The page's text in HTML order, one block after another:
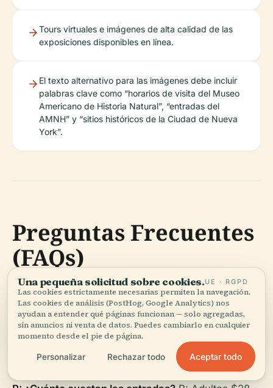
Tours virtuales e imágenes de alta calidad de las
exposiciones disponibles en línea.
El texto alternativo para las imágenes debe incluir
palabras clave como “horarios de visita del Museo
Americano de Historia Natural”, “entradas del
AMNH” y “sitios históricos de la Ciudad de Nueva
York”.
Preguntas Frecuentes
(FAQs)
P: ¿Cuáles son los horarios de visita del AMNH?R:
Abierto todos los días de 10:00 a.m. a 5:45 p.m.;
cerrado en Acción de Gracias y Navidad. Consulte
elsitio web oficialpara actualizaciones en días
festivos.
Una pequeña solicitud sobre cookies.UE · RGPD
Las cookies estrictamente necesarias permiten la navegación.
Las cookies de análisis (PostHog, Google Analytics) nos
ayudan a entender qué páginas funcionan — solo agregadas,
sin anuncios ni venta de datos. Puedes cambiarlo en cualquier
momento desde el pie de página.
Personalizar Rechazar todo Aceptar todo